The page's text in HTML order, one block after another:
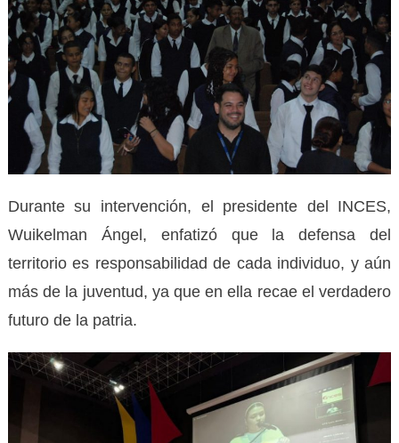
Durante su intervención, el presidente del INCES,
Wuikelman Ángel, enfatizó que la defensa del
territorio es responsabilidad de cada individuo, y aún
más de la juventud, ya que en ella recae el verdadero
futuro de la patria.